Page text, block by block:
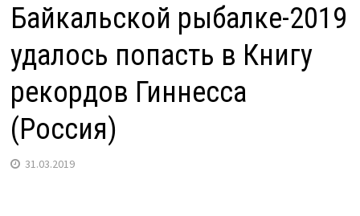
Байкальской рыбалке-2019
удалось попасть в Книгу
рекордов Гиннесса
(Россия)
31.03.2019